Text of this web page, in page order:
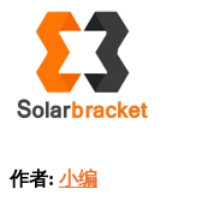
作者: 小编